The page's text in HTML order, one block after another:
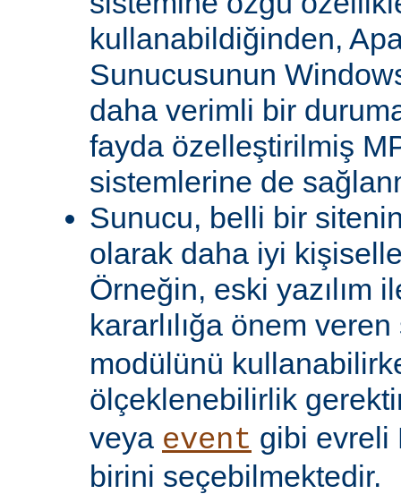
kullanabildiğinden,
Sunucusunun
daha verimli bir
fayda özelleştirilmiş
sistemlerine de
Sunucu, belli bir
olarak daha iyi
Örneğin, eski yazılım
kararlılığa önem
modülünü
ölçeklenebilirlik
veya event gibi evreli
birini seçebilmektedir.